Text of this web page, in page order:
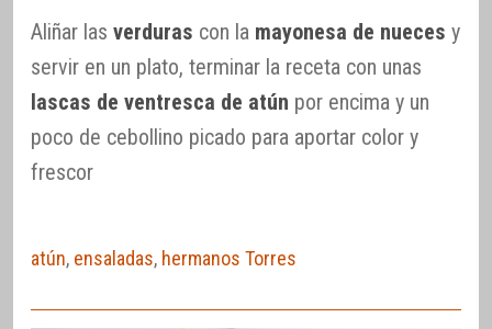
Aliñar las verduras con la mayonesa de nueces y
servir en un plato, terminar la receta con unas
lascas de ventresca de atún por encima y un
poco de cebollino picado para aportar color y
frescor
atún, ensaladas, hermanos Torres